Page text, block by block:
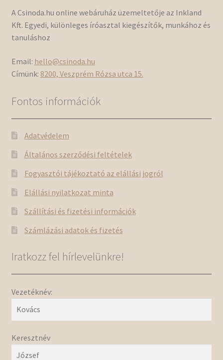
A Csinoda.hu online webáruház üzemeltetője az Inkland
Kft. Egyedi, különleges íróasztal kiegészítők, munkához és
tanuláshoz
Email: hello@csinoda.hu
Címünk: 8200, Veszprém Rózsa utca 15.
Fontos információk
Adatvédelem
Általános szerződési feltételek
Fogyasztói tájékoztató az elállási jogról
Elállási nyilatkozat minta
Szállítási és fizetési információk
Számlázási adatok és fizetés
Iratkozz fel hírlevelünkre!
Vezetéknév:
Keresztnév